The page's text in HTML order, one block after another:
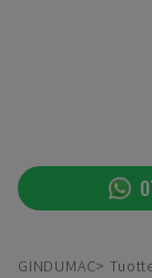
GINDUMAC